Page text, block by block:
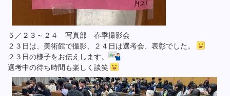
５／２３～２４ 写真部 春季撮影会
２３日は、美術館で撮影、２４日は選考会、表彰でした。
２３日の様子をお伝えします。
選考中の待ち時間も楽しく談笑